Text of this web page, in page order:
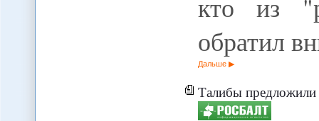
кто из
обратил
Дальше
Талибы предложили